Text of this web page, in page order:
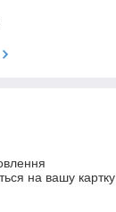
на вашу картку